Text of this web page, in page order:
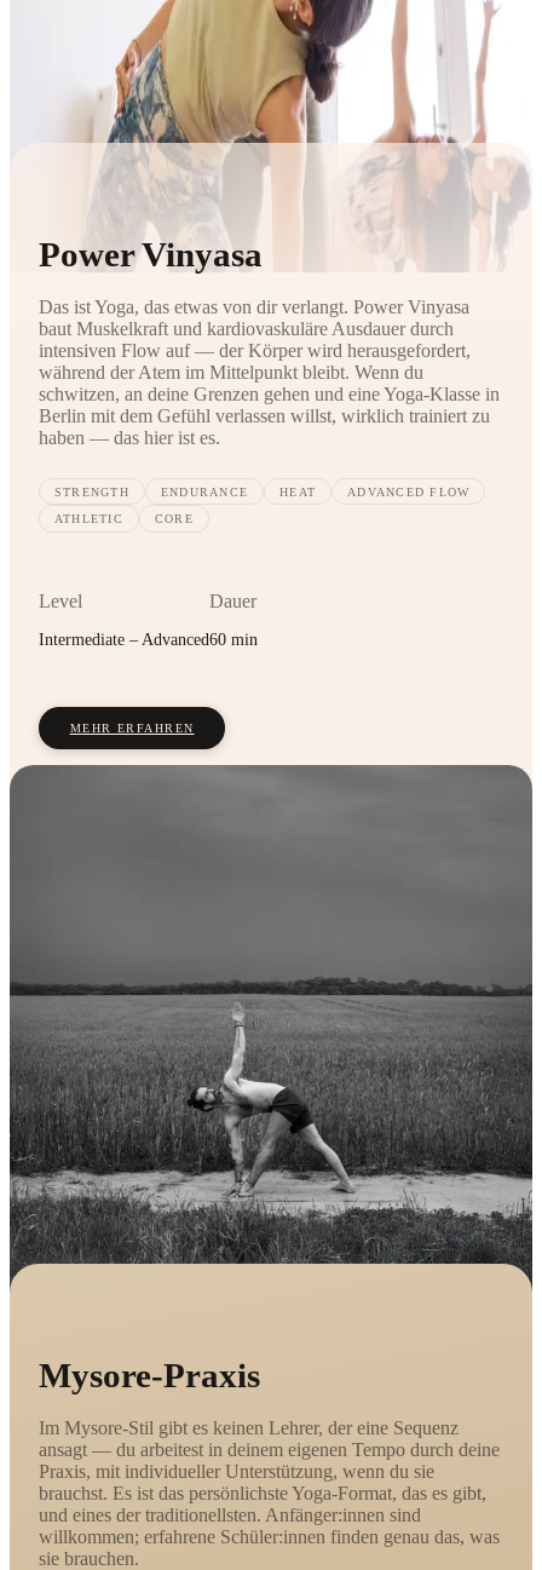
Power Vinyasa
Das ist Yoga, das etwas von dir verlangt. Power Vinyasa
baut Muskelkraft und kardiovaskuläre Ausdauer durch
intensiven Flow auf — der Körper wird herausgefordert,
während der Atem im Mittelpunkt bleibt. Wenn du
schwitzen, an deine Grenzen gehen und eine Yoga-Klasse in
Berlin mit dem Gefühl verlassen willst, wirklich trainiert zu
haben — das hier ist es.
STRENGTH ENDURANCE HEAT ADVANCED FLOW
ATHLETIC CORE
Level
Intermediate – Advanced
Dauer
60 min
MEHR ERFAHREN
Mysore-Praxis
Im Mysore-Stil gibt es keinen Lehrer, der eine Sequenz
ansagt — du arbeitest in deinem eigenen Tempo durch deine
Praxis, mit individueller Unterstützung, wenn du sie
brauchst. Es ist das persönlichste Yoga-Format, das es gibt,
und eines der traditionellsten. Anfänger:innen sind
willkommen; erfahrene Schüler:innen finden genau das, was
sie brauchen.